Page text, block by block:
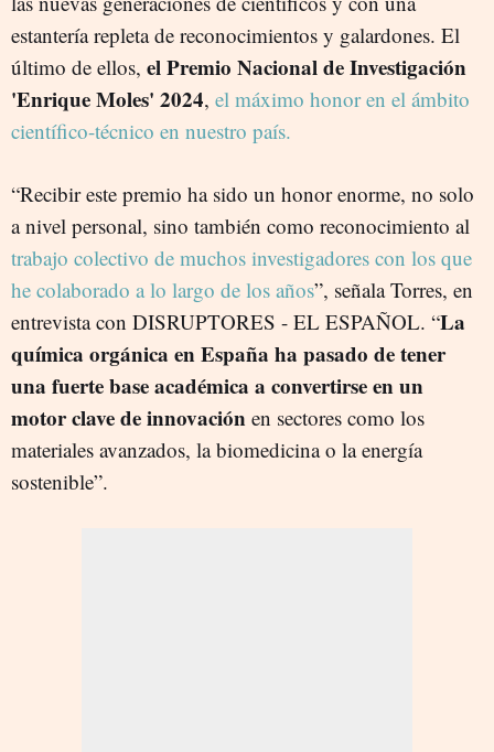
estantería repleta de reconocimientos y galardones. El
último de ellos, el Premio Nacional de Investigación
'Enrique Moles' 2024, el máximo honor en el ámbito
científico-técnico en nuestro país.
“Recibir este premio ha sido un honor enorme, no solo
a nivel personal, sino también como reconocimiento al
trabajo colectivo de muchos investigadores con los que
he colaborado a lo largo de los años”, señala Torres, en
entrevista con DISRUPTORES - EL ESPAÑOL. “La
química orgánica en España ha pasado de tener
una fuerte base académica a convertirse en un
motor clave de innovación en sectores como los
materiales avanzados, la biomedicina o la energía
sostenible”.